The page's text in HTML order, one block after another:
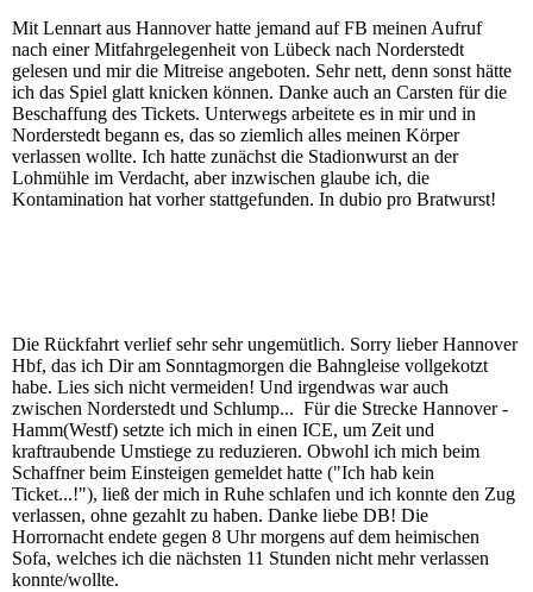
Mit Lennart aus Hannover hatte jemand auf FB meinen Aufruf
nach einer Mitfahrgelegenheit von Lübeck nach Norderstedt
gelesen und mir die Mitreise angeboten. Sehr nett, denn sonst hätte
ich das Spiel glatt knicken können. Danke auch an Carsten für die
Beschaffung des Tickets. Unterwegs arbeitete es in mir und in
Norderstedt begann es, das so ziemlich alles meinen Körper
verlassen wollte. Ich hatte zunächst die Stadionwurst an der
Lohmühle im Verdacht, aber inzwischen glaube ich, die
Kontamination hat vorher stattgefunden. In dubio pro Bratwurst!
Die Rückfahrt verlief sehr sehr ungemütlich. Sorry lieber Hannover
Hbf, das ich Dir am Sonntagmorgen die Bahngleise vollgekotzt
habe. Lies sich nicht vermeiden! Und irgendwas war auch
zwischen Norderstedt und Schlump... Für die Strecke Hannover -
Hamm(Westf) setzte ich mich in einen ICE, um Zeit und
kraftraubende Umstiege zu reduzieren. Obwohl ich mich beim
Schaffner beim Einsteigen gemeldet hatte ("Ich hab kein
Ticket...!"), ließ der mich in Ruhe schlafen und ich konnte den Zug
verlassen, ohne gezahlt zu haben. Danke liebe DB! Die
Horrornacht endete gegen 8 Uhr morgens auf dem heimischen
Sofa, welches ich die nächsten 11 Stunden nicht mehr verlassen
konnte/wollte.